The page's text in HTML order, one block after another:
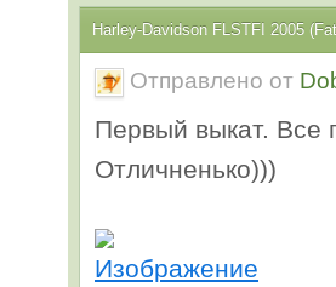
Harley-Davidson FLSTFI 2005
Отправлено от
Первый выкат. Все
Отличненько)))